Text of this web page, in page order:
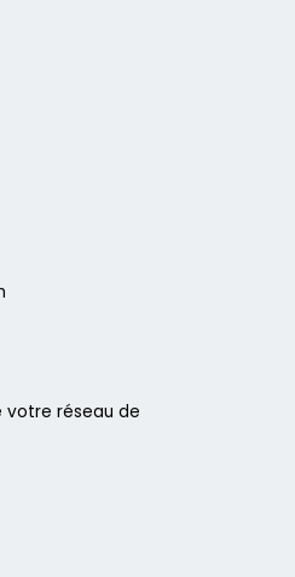
votre réseau de